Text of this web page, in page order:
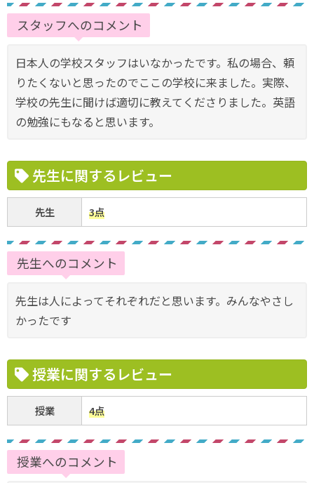
スタッフへのコメント
日本人の学校スタッフはいなかったです。私の場合、頼
りたくないと思ったのでここの学校に来ました。実際、
学校の先生に聞けば適切に教えてくださりました。英語
の勉強にもなると思います。
先生に関するレビュー
先生 3点
先生へのコメント
先生は人によってそれぞれだと思います。みんなやさし
かったです
授業に関するレビュー
授業 4点
授業へのコメント